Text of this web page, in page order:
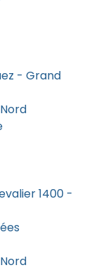
- Grand
1400 -